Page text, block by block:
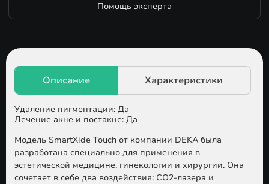
Помощь эксперта
Удаление пигментации: Да
Лечение акне и постакне: Да
Модель SmartXide Touch от компании DEKA была
разработана специально для применения в
эстетической медицине, гинекологии и хирургии. Она
сочетает в себе два воздействия: CO2-лазера и